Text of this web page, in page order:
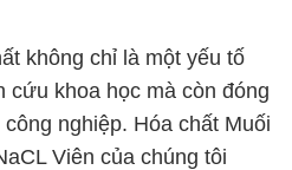
không chỉ là một yếu tố
cứu khoa học mà còn đóng
nghiệp. Hóa chất Muối
Viên của chúng tôi